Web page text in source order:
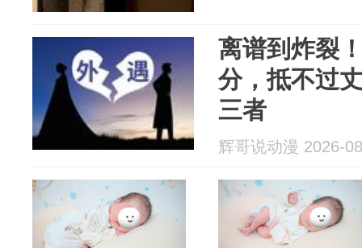
离谱到炸裂
分，抵不过
三者
辉哥说动漫 2026-